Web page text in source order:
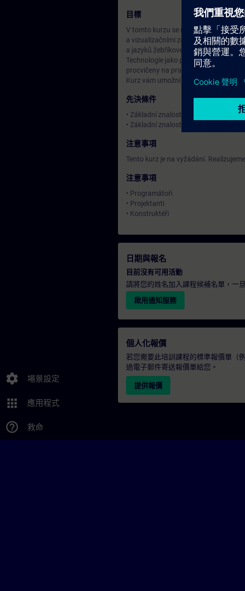
settings 場景設定
apps 應用程式
help_outline 救命
目標
V tomto kurzu se naučíte, jak
a vizualizačními zařízeními. Kurz
a jazyků žebříkového diagramu
Technologie jako polohování,
procvičeny na praktických příkladech.
Kurz vám umožní optimálně využívat
先決條件
• Základní znalosti automatizace se
• Základní znalosti pohonné techniky
注意事項
Tento kurz je na vyžádání.
注意事項
• Programátoři
• Projektanti
• Konstruktéři
日期與報名
目前沒有可用活動
請將您的姓名加入課程候補名單，一
啟用通知服務
個人化報價
若您需要此培訓課程的標準報價單（
過電子郵件寄送報價單給您。
提供報價